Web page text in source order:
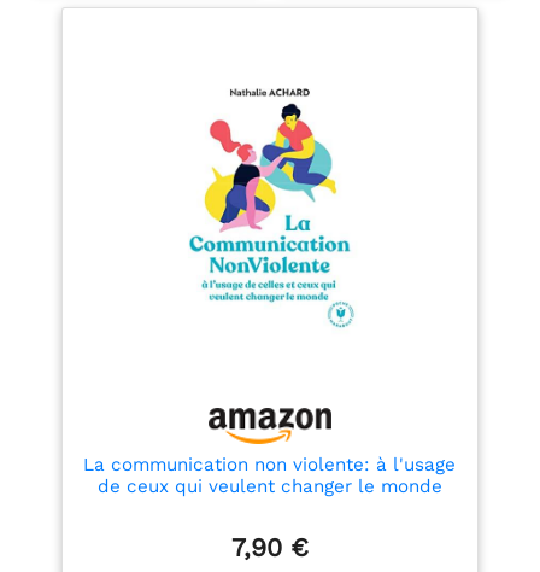
La communication non violente: à l'usage
de ceux qui veulent changer le monde
7,90 €